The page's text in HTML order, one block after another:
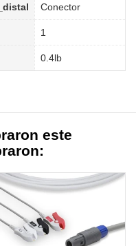
Conector
1
0.4lb
este